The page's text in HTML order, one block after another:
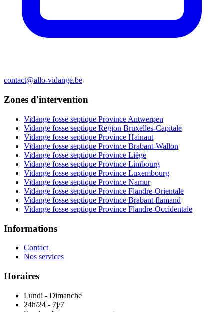
contact@allo-vidange.be
Zones d'intervention
Vidange fosse septique Province Antwerpen
Vidange fosse septique Région Bruxelles-Capitale
Vidange fosse septique Province Hainaut
Vidange fosse septique Province Brabant-Wallon
Vidange fosse septique Province Liège
Vidange fosse septique Province Limbourg
Vidange fosse septique Province Luxembourg
Vidange fosse septique Province Namur
Vidange fosse septique Province Flandre-Orientale
Vidange fosse septique Province Brabant flamand
Vidange fosse septique Province Flandre-Occidentale
Informations
Contact
Nos services
Horaires
Lundi - Dimanche
24h/24 - 7j/7